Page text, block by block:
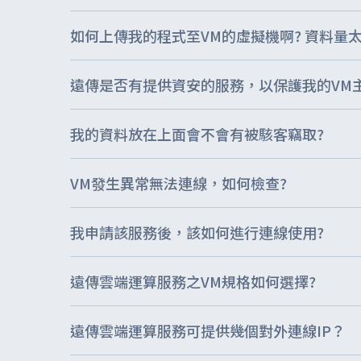
新世紀資通股份有限公司(下稱"本公司")，因經營雲端運
資料之目的係為行銷、 非公務機關依法定義務所進行個
法交易業務、旅外國人急難救助、消費者、客戶管理與
資料庫管理、資通安全與管理、網路購物及其他電子商
業務、其他諮詢與顧問服務等。 本公司僅會請您提供之
年月日及其它相關必要資料。 本公司蒐集您之個人資料
本公司作業申請表。相關申請資料提供之方式、處理期限
辦或提供您完整的服務。
如何上傳我的程式至VM的虛擬機啊? 資料量
如果資料太大時，請與貴公司之專屬遠傳業務聯絡，業務
遠傳是否有提供資安的服務，以保護我的VM
遠傳提供客戶在網路安全中一項的保護–資安保全
禦系統intrusion Prevention System)類似PC/NB的防毒
服務的問題。 PS. 定期更新IPS定義碼，運用複雜的演算
告警信件給予系統管理者。 ※如何申請：透過專屬業務
我的資料放在上面會不會有被駭客竊取?
客戶租用之VM主機本身也是一個OS作業系統所組成，透
VM發生異常無法連線，如何檢查?
(1)是否確認OS之防火牆設定有作阻擋設定或關閉動作
3389 Port or Linux 22 Port 作連線確認
我申請該服務後，該如何進行連線使用?
(1)每台VM皆有1個Public IP，可透過Internet 進行該連
Private IP 進行連線 PS.若有Port 變更則依變則後內容為主
遠傳雲端運算服務之VM規格如何選擇?
目前區分為3種類型，分別為 經濟、進階、專業等3種類
運算及資料庫應用、如Mail平台
遠傳雲端運算服務可提供幾個對外連線IP？